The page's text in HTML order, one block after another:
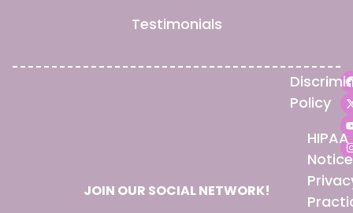
Testimonials
JOIN OUR SOCIAL NETWORK!
Policy
HIPAA